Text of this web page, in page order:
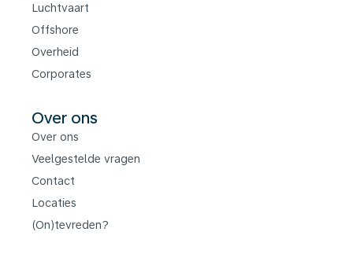
Luchtvaart
Offshore
Overheid
Corporates
Over ons
Over ons
Veelgestelde vragen
Contact
Locaties
(On)tevreden?